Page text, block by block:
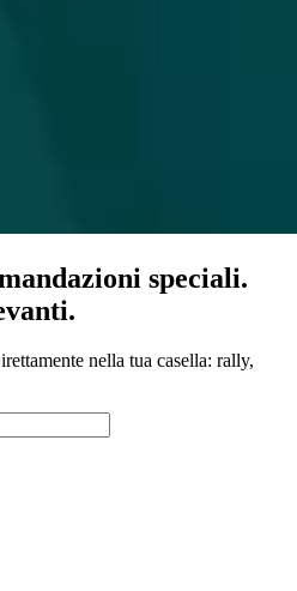
speciali.
nella tua casella: rally,